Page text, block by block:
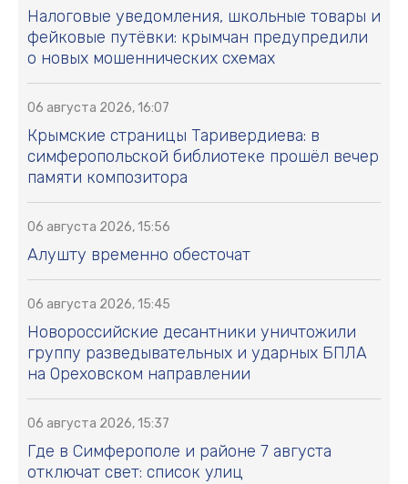
Налоговые уведомления, школьные товары и
фейковые путёвки: крымчан предупредили
о новых мошеннических схемах
06 августа 2026, 16:07
Крымские страницы Таривердиева: в
симферопольской библиотеке прошёл вечер
памяти композитора
06 августа 2026, 15:56
Алушту временно обесточат
06 августа 2026, 15:45
Новороссийские десантники уничтожили
группу разведывательных и ударных БПЛА
на Ореховском направлении
06 августа 2026, 15:37
Где в Симферополе и районе 7 августа
отключат свет: список улиц